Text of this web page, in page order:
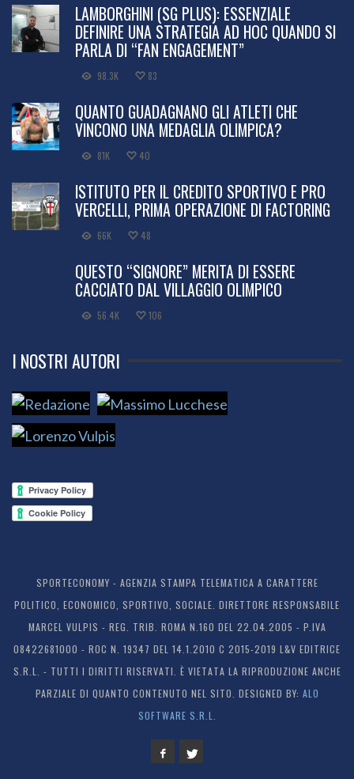
LAMBORGHINI (SG PLUS): ESSENZIALE
DEFINIRE UNA STRATEGIA AD HOC QUANDO SI
PARLA DI “FAN ENGAGEMENT”
98.3K 83
QUANTO GUADAGNANO GLI ATLETI CHE
VINCONO UNA MEDAGLIA OLIMPICA?
81K 40
ISTITUTO PER IL CREDITO SPORTIVO E PRO
VERCELLI, PRIMA OPERAZIONE DI FACTORING
66K 48
QUESTO “SIGNORE” MERITA DI ESSERE
CACCIATO DAL VILLAGGIO OLIMPICO
56.4K 106
I NOSTRI AUTORI
SPORTECONOMY - AGENZIA STAMPA TELEMATICA A CARATTERE
POLITICO, ECONOMICO, SPORTIVO, SOCIALE. DIRETTORE RESPONSABILE
MARCEL VULPIS - REG. TRIB. ROMA N.160 DEL 22.04.2005 - P.IVA
08422681000 - ROC N. 19347 DEL 14.1.2010 C 2015-2019 L&V EDITRICE
S.R.L. - TUTTI I DIRITTI RISERVATI. È VIETATA LA RIPRODUZIONE ANCHE
PARZIALE DI QUANTO CONTENUTO NEL SITO. DESIGNED BY: ALO
SOFTWARE S.R.L.